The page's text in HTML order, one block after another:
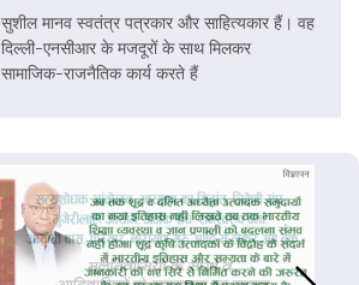
सुशील मानव स्वतंत्र पत्रकार और साहित्यकार हैं। वह
दिल्ली-एनसीआर के मजदूरों के साथ मिलकर
सामाजिक-राजनैतिक कार्य करते हैं